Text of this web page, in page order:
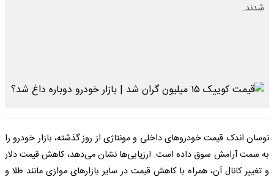
شدند.
نوسان اندک قیمت خودروهای داخلی و مونتاژی از روز گذشته، بازار خودرو را
به سمت آرامش سوق داده است. ارزیابی‌ها نشان می‌دهد، کاهش قیمت دلار
و تغییر کانال آن، همراه با کاهش قیمت در سایر بازارهای موازی مانند طلا و